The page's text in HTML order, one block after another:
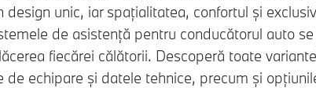
design unic, iar spațialitatea, confortul și
de asistență pentru conducătorul auto
fiecărei călătorii. Descoperă toate
de echipare și datele tehnice, precum și